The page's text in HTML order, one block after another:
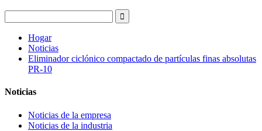
Hogar
Noticias
Eliminador ciclónico compactado de partículas finas absolutas
PR-10
Noticias
Noticias de la empresa
Noticias de la industria